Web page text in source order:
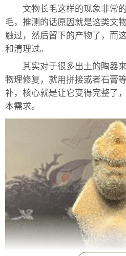
文物长毛这样的现象非常
毛，推测的话原因就是这类文
触过，然后留下的产物了，而
和清理过。
其实对于很多出土的陶器
物理修复，就用拼接或者石膏
补，核心就是让它变得完整了
本需求。